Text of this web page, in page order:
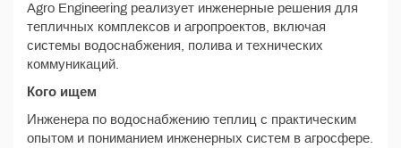
Agro Engineering реализует инженерные решения для
тепличных комплексов и агропроектов, включая
системы водоснабжения, полива и технических
коммуникаций.
Кого ищем
Инженера по водоснабжению теплиц с практическим
опытом и пониманием инженерных систем в агросфере.